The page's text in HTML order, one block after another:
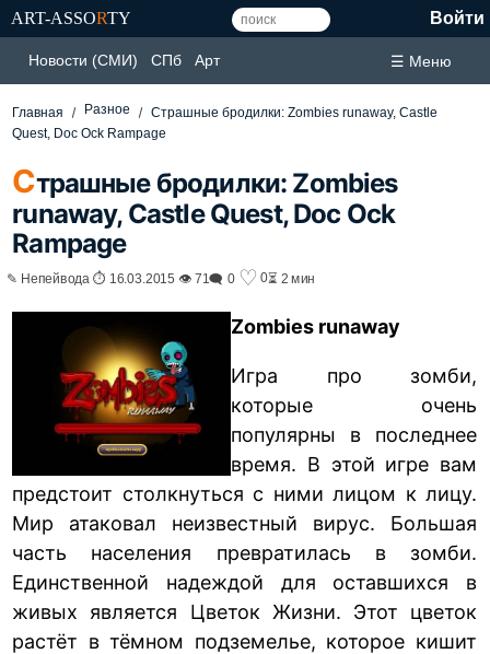
ART-ASSORTY Войти
Новости (СМИ) СПб Арт ☰ Меню
Главная Разное
Страшные бродилки: Zombies runaway, Castle
Quest, Doc Ock Rampage
Страшные бродилки: Zombies
runaway, Castle Quest, Doc Ock
Rampage
✎ Непейвода ⏱ 16.03.2015 👁 71🗨 0 ♡ 0⏳ 2 мин
Zombies runaway
Игра про зомби,
которые очень
популярны в последнее
время. В этой игре вам
предстоит столкнуться с ними лицом к лицу.
Мир атаковал неизвестный вирус. Большая
часть населения превратилась в зомби.
Единственной надеждой для оставшихся в
живых является Цветок Жизни. Этот цветок
растёт в тёмном подземелье, которое кишит